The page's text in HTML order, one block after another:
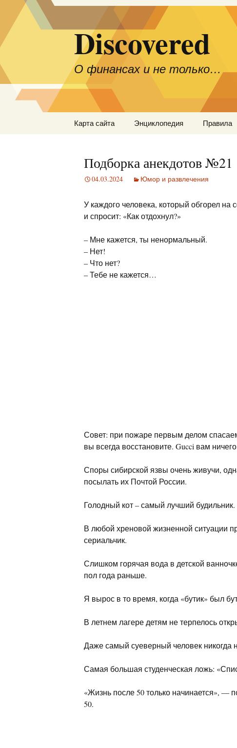
Discovered
О финансах и не только…
Карта сайта Энциклопедия Правила
Подборка анекдотов №21
04.03.2024 Юмор и развлечения
У каждого человека, который обгорел на
и спросит: «Как отдохнул?»
– Мне кажется, ты ненормальный.
– Нет!
– Что нет?
– Тебе не кажется…
Совет: при пожаре первым делом
вы всегда восстановите. Gucci вам
Споры сибирской язвы очень живучи,
посылать их Почтой России.
Голодный кот – самый лучший будильник.
В любой хреновой жизненной ситуации
сериальчик.
Слишком горячая вода в детской
пол года раньше.
Я вырос в то время, когда «бутик» был
В летнем лагере детям не терпелось
Даже самый суеверный человек никогда
Самая большая студенческая ложь:
«Жизнь после 50 только начинается»,
50.